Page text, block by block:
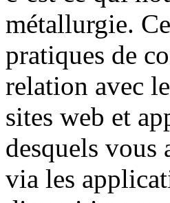
métallurgie.
pratiques de
relation avec
sites web et
desquels vous
via les